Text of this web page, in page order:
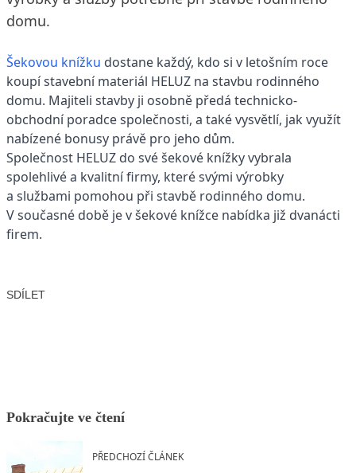
domu.
Šekovou knížku dostane každý, kdo si v letošním roce
koupí stavební materiál HELUZ na stavbu rodinného
domu. Majiteli stavby ji osobně předá technicko-
obchodní poradce společnosti, a také vysvětlí, jak využít
nabízené bonusy právě pro jeho dům.
Společnost HELUZ do své šekové knížky vybrala
spolehlivé a kvalitní firmy, které svými výrobky
a službami pomohou při stavbě rodinného domu.
V současné době je v šekové knížce nabídka již dvanácti
firem.
SDÍLET
Pokračujte ve čtení
PŘEDCHOZÍ ČLÁNEK